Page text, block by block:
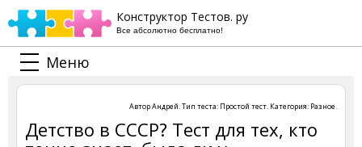
Конструктор Тестов. ру
Все абсолютно бесплатно!
Меню
АвторАндрей. Тип теста: Простой тест. Категория: Разное.
Детство в СССР? Тест для тех, кто